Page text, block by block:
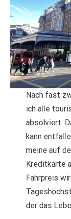
Nach fast
ich alle
absolviert.
kann
meine auf
Kreditkarte
Fahrpreis
der das